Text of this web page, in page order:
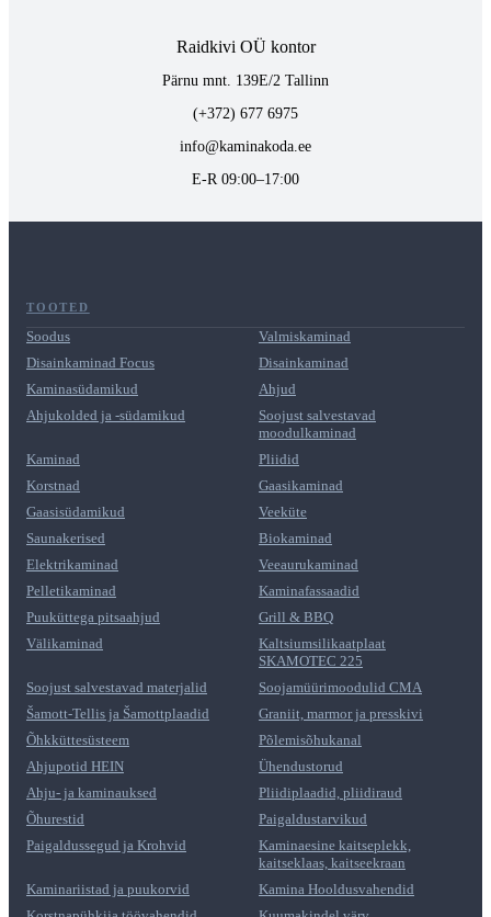
Raidkivi OÜ kontor
Pärnu mnt. 139E/2 Tallinn
(+372) 677 6975
info@kaminakoda.ee
E-R 09:00–17:00
TOOTED
Soodus
Valmiskaminad
Disainkaminad Focus
Disainkaminad
Kaminasüdamikud
Ahjud
Ahjukolded ja -südamikud
Soojust salvestavad
moodulkaminad
Kaminad
Pliidid
Korstnad
Gaasikaminad
Gaasisüdamikud
Veeküte
Saunakerised
Biokaminad
Elektrikaminad
Veeaurukaminad
Pelletikaminad
Kaminafassaadid
Puuküttega pitsaahjud
Grill & BBQ
Välikaminad
Kaltsiumsilikaatplaat
SKAMOTEC 225
Soojust salvestavad materjalid
Soojamüürimoodulid CMA
Šamott-Tellis ja Šamottplaadid
Graniit, marmor ja presskivi
Õhkküttesüsteem
Põlemisõhukanal
Ahjupotid HEIN
Ühendustorud
Ahju- ja kaminauksed
Pliidiplaadid, pliidiraud
Õhurestid
Paigaldustarvikud
Paigaldussegud ja Krohvid
Kaminaesine kaitseplekk,
kaitseklaas, kaitseekraan
Kaminariistad ja puukorvid
Kamina Hooldusvahendid